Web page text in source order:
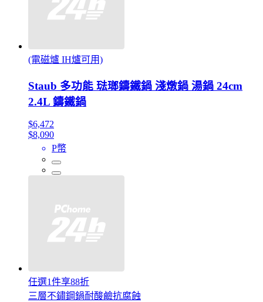
(電磁爐 IH爐可用)
Staub 多功能 琺瑯鑄鐵鍋 淺燉鍋 湯鍋 24cm
2.4L 鑄鐵鍋
$6,472
$8,090
P幣
任選1件享88折
三層不鏽鋼鍋耐酸鹼抗腐蝕